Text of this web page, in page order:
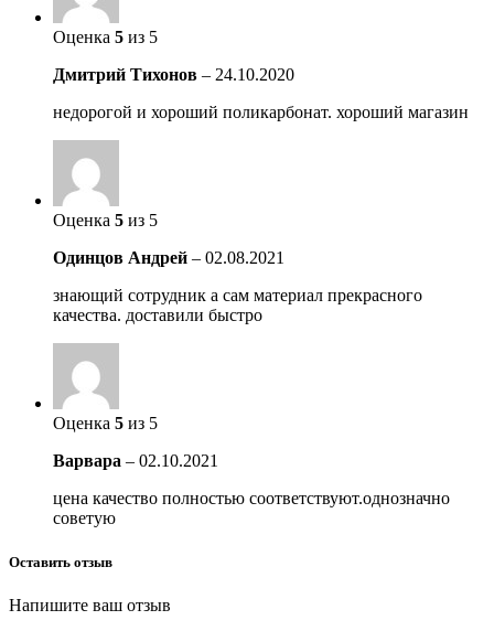
Оценка 5 из 5
Дмитрий Тихонов – 24.10.2020
недорогой и хороший поликарбонат. хороший магазин
Оценка 5 из 5
Одинцов Андрей – 02.08.2021
знающий сотрудник а сам материал прекрасного
качества. доставили быстро
Оценка 5 из 5
Варвара – 02.10.2021
цена качество полностью соответствуют.однозначно
советую
Оставить отзыв
Напишите ваш отзыв